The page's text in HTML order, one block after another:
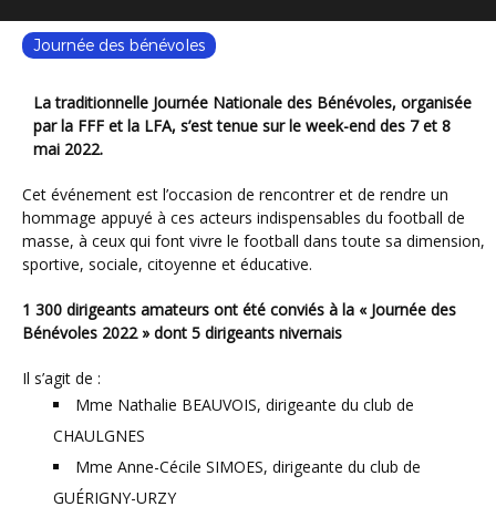
Journée des bénévoles
La traditionnelle Journée Nationale des Bénévoles, organisée
par la FFF et la LFA, s’est tenue sur le week-end des 7 et 8
mai 2022.
Cet événement est l’occasion de rencontrer et de rendre un
hommage appuyé à ces acteurs indispensables du football de
masse, à ceux qui font vivre le football dans toute sa dimension,
sportive, sociale, citoyenne et éducative.
1 300 dirigeants amateurs ont été conviés à la « Journée des
Bénévoles 2022 » dont 5 dirigeants nivernais
Il s’agit de :
Mme Nathalie BEAUVOIS, dirigeante du club de
CHAULGNES
Mme Anne-Cécile SIMOES, dirigeante du club de
GUÉRIGNY-URZY